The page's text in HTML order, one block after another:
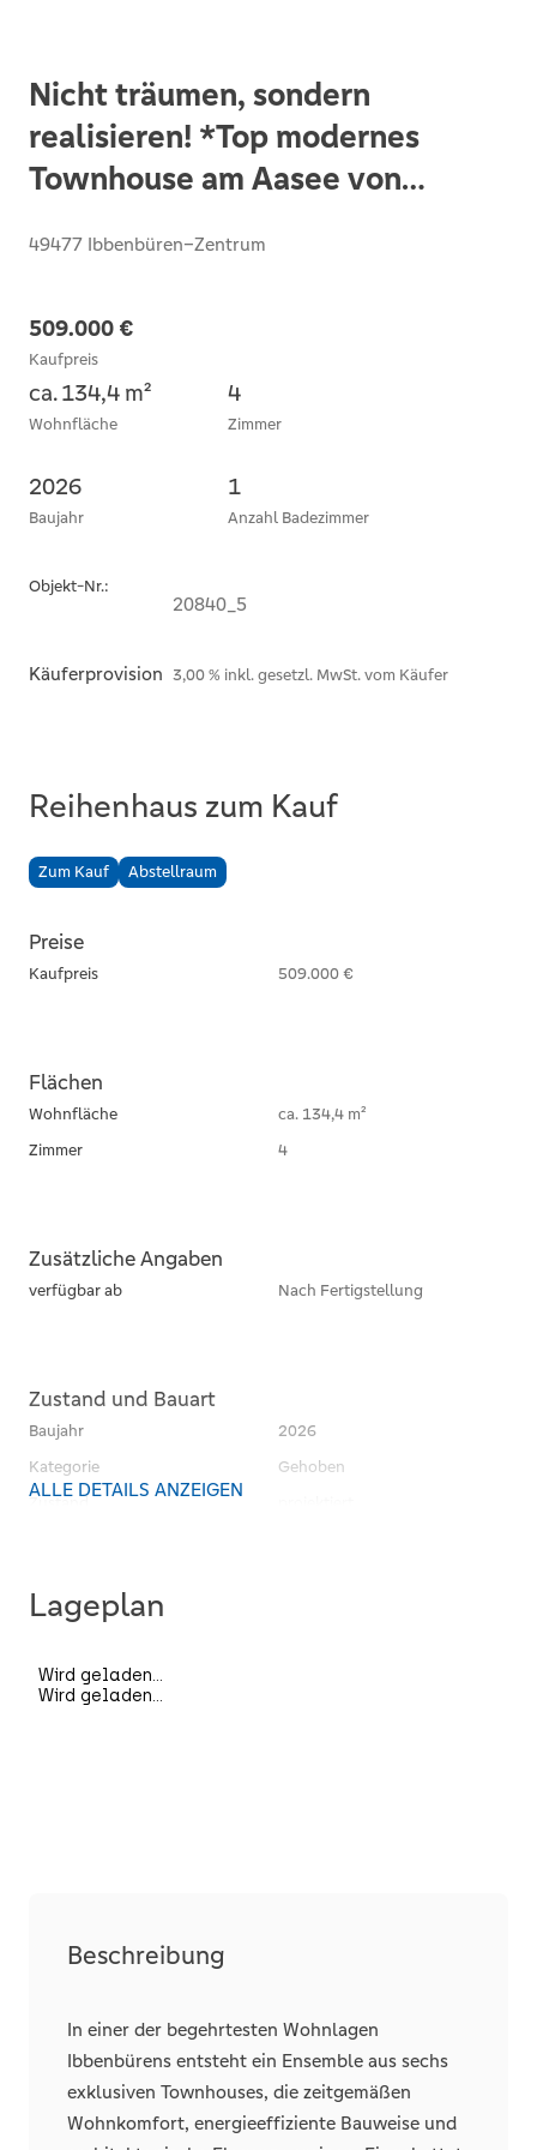
Nicht träumen, sondern
realisieren! *Top modernes
Townhouse am Aasee von
49477 Ibbenbüren–Zentrum
509.000 €
Kaufpreis
ca. 134,4 m²
Wohnfläche
4
Zimmer
2026
Baujahr
1
Anzahl Badezimmer
Objekt-Nr.:
20840_5
Käuferprovision 3,00 % inkl. gesetzl. MwSt. vom Käufer
Reihenhaus zum Kauf
Zum Kauf Abstellraum
Preise
Kaufpreis 509.000 €
Flächen
Wohnfläche
ca. 134,4 m²
Zimmer
4
Zusätzliche Angaben
verfügbar ab Nach Fertigstellung
Zustand und Bauart
Baujahr
2026
Kategorie
Gehoben
Zustand
Räume, Flure und Etagen
Stellplätze
Anzahl 1
ALLE DETAILS ANZEIGEN
Lageplan
Beschreibung
In einer der begehrtesten Wohnlagen
Ibbenbürens entsteht ein Ensemble aus sechs
exklusiven Townhouses, die zeitgemäßen
Wohnkomfort, energieeffiziente Bauweise und